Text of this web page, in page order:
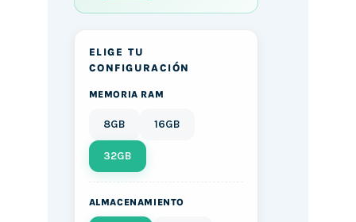
ELIGE TU
CONFIGURACIÓN
MEMORIA RAM
8GB 16GB
32GB
ALMACENAMIENTO